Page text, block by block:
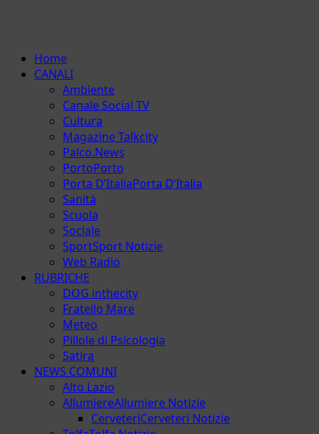
Menu
principale
Home
CANALI
Ambiente
Canale Social TV
Cultura
Magazine Talkcity
Palco.News
PortoPorto
Porta D’ItaliaPorta D’Italia
Sanità
Scuola
Sociale
SportSport Notizie
Web Radio
RUBRICHE
DOG inthecity
Fratello Mare
Meteo
Pillole di Psicologia
Satira
NEWS COMUNI
Alto Lazio
AllumiereAllumiere Notizie
CerveteriCerveteri Notizie